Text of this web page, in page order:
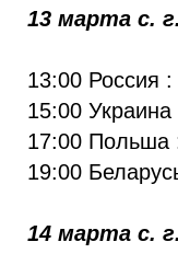
13 марта с. г.
13:00 Россия
15:00
17:00 Польша
19:00
14 марта с. г.